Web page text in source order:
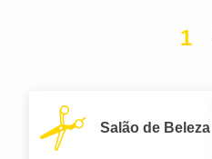
1
Salão de Beleza